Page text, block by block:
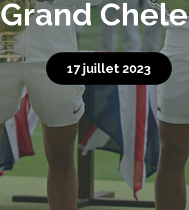
Grand
17 juillet 2023